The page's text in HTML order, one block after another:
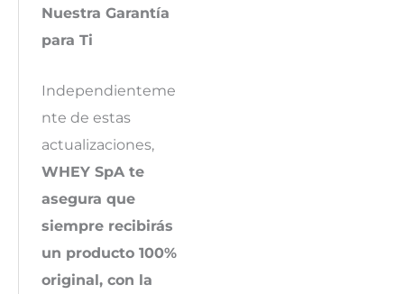
Nuestra Garantía
para Ti
Independienteme
nte de estas
actualizaciones,
WHEY SpA te
asegura que
siempre recibirás
un producto 100%
original, con la